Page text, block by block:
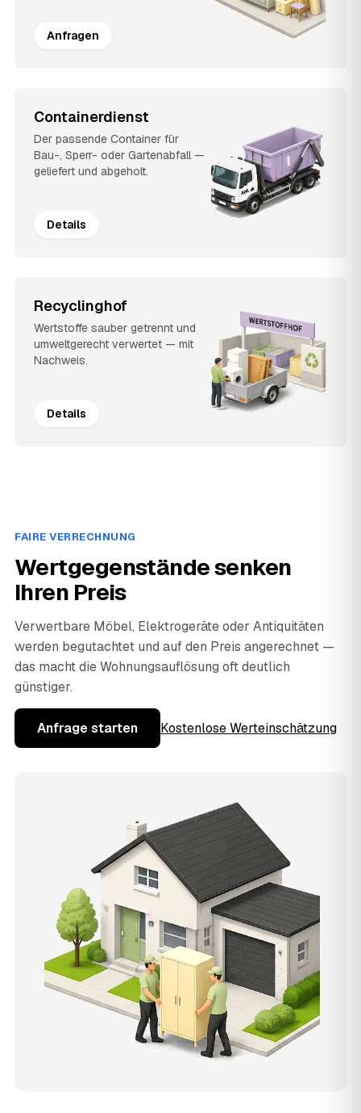
Anfragen
Containerdienst
Der passende Container für
Bau-, Sperr- oder Gartenabfall —
geliefert und abgeholt.
Details
Recyclinghof
Wertstoffe sauber getrennt und
umweltgerecht verwertet — mit
Nachweis.
Details
FAIRE VERRECHNUNG
Wertgegenstände senken
Ihren Preis
Verwertbare Möbel, Elektrogeräte oder Antiquitäten
werden begutachtet und auf den Preis angerechnet —
das macht die Wohnungsauflösung oft deutlich
günstiger.
Anfrage starten Kostenlose Werteinschätzung